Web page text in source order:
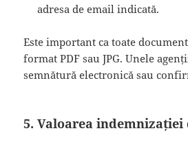
adresa de email indicată.
Este important ca toate
format PDF sau JPG. Unele
semnătură electronică sau
5. Valoarea indemnizației